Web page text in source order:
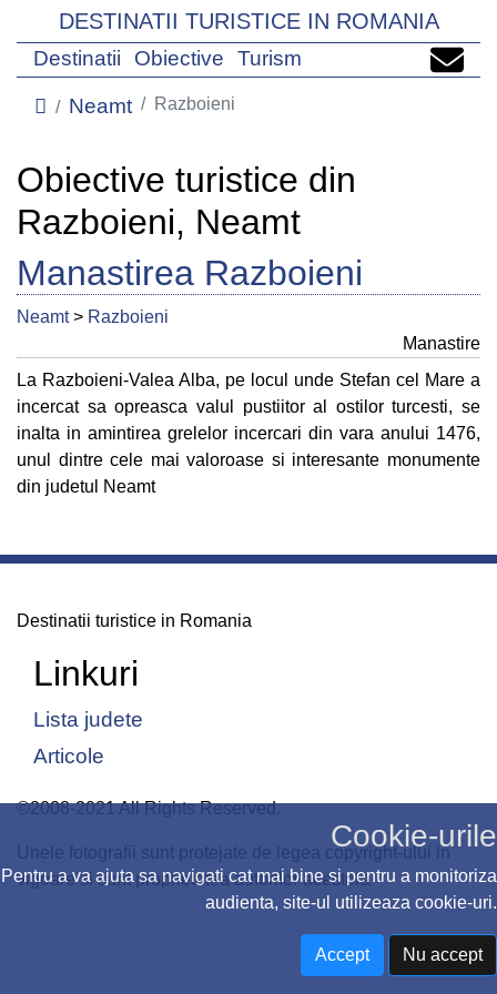
Cookie-urile
Pentru a va ajuta sa navigati cat mai bine si pentru a monitoriza
audienta, site-ul utilizeaza cookie-uri.
Accept Nu accept
DESTINATII TURISTICE IN ROMANIA
Destinatii Obiective Turism
Neamt Razboieni
Obiective turistice din
Razboieni, Neamt
Manastirea Razboieni
Neamt> Razboieni
Manastire
La Razboieni-Valea Alba, pe locul unde Stefan cel Mare a
incercat sa opreasca valul pustiitor al ostilor turcesti, se
inalta in amintirea grelelor incercari din vara anului 1476,
unul dintre cele mai valoroase si interesante monumente
din judetul Neamt
Destinatii turistice in Romania
Linkuri
Lista judete
Articole
©2008-2021 All Rights Reserved.
Unele fotografii sunt protejate de legea copyright-ului in
vigoare si sunt proprietatea autorilor acestora